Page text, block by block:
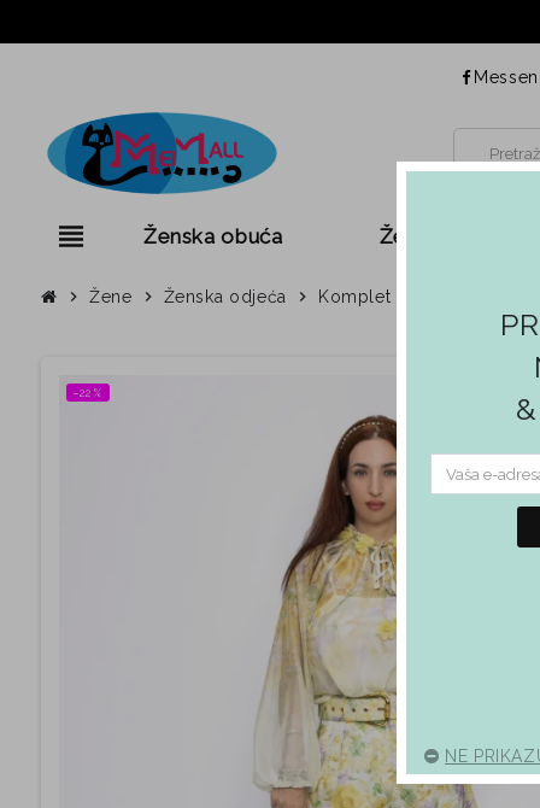
view_headline Ženska obuća Ženska odjeća
chevron_right Žene chevron_right Ženska odjeća chevron_right Komplet za žene 81228
−22%
NE